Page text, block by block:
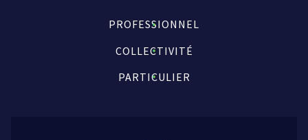
PROFESSIONNEL
COLLECTIVITÉ
PARTICULIER